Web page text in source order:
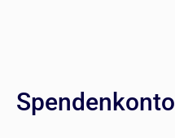
Spendenkonto